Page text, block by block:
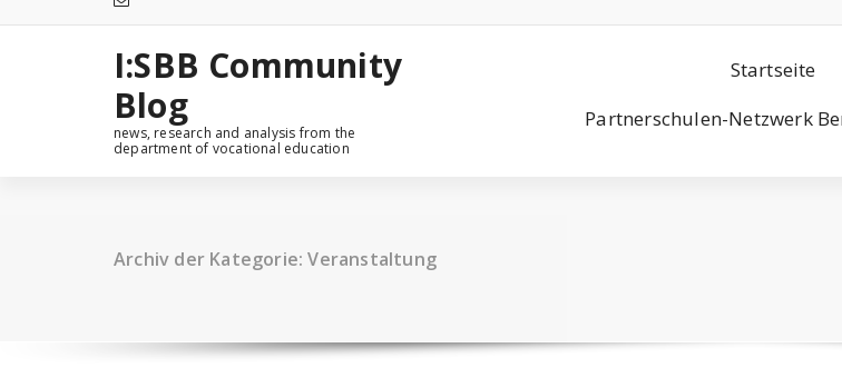
I:SBB Community
Blog
news, research and analysis from the
department of vocational education
Startseite
Partnerschulen-Netzwerk
Archiv der Kategorie: Veranstaltung